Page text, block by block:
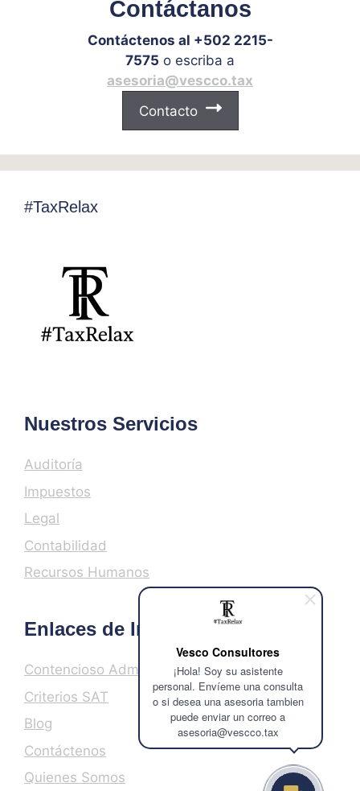
Vesco Consultores
¡Hola! Soy su asistente
personal. Envíeme una consulta
o si desea una asesoria tambien
puede enviar un correo a
asesoria@vescco.tax
Contáctanos
Contáctenos al +502 2215-
7575 o escriba a
asesoria@vescco.tax
Contacto
#TaxRelax
Nuestros Servicios
Auditoría
Impuestos
Legal
Contabilidad
Recursos Humanos
Enlaces de Interés
Contencioso Administrativo
Criterios SAT
Blog
Contáctenos
Quienes Somos